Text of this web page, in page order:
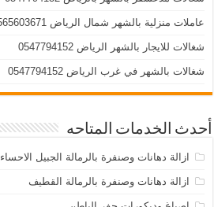
عاملات منزلية بالشهر شمال الرياض 0565603671
شغالات للايجار بالشهر الرياض 0547794152
شغالات بالشهر في غرب الرياض 0547794152
أحدث الخدمات المتاحه
ازالة دهانات وصنفرة بالرمالة الجبيل الاحساء
ازالة دهانات وصنفرة بالرمالة القطيف